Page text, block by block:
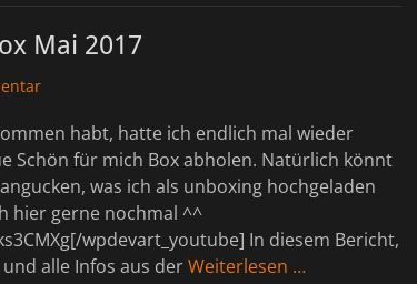
Mai 2017
habt, hatte ich endlich mal wieder
Schön für mich Box abholen. Natürlich könnt
was ich als unboxing hochgeladen
hier gerne nochmal ^^
wpdevart_youtube] In diesem Bericht,
alle Infos aus derWeiterlesen …